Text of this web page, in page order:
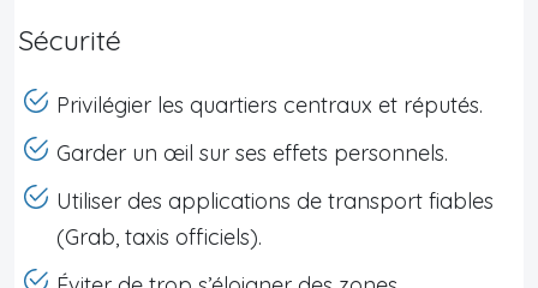
Sécurité
Privilégier les quartiers centraux et réputés.
Garder un œil sur ses effets personnels.
Utiliser des applications de transport fiables
(Grab, taxis officiels).